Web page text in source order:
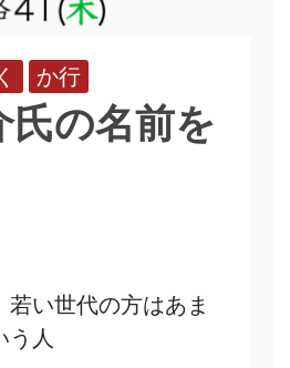
く か行
氏の名前を
い世代の方はあま
う人